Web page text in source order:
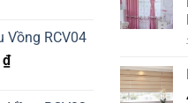
470,000 ₫.450,000 ₫.
Vồng RCV04
₫